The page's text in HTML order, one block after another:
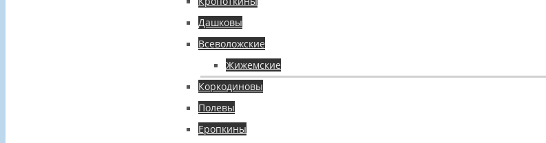
Дашковы
Всеволожские
Жижемские
Коркодиновы
Полевы
Еропкины